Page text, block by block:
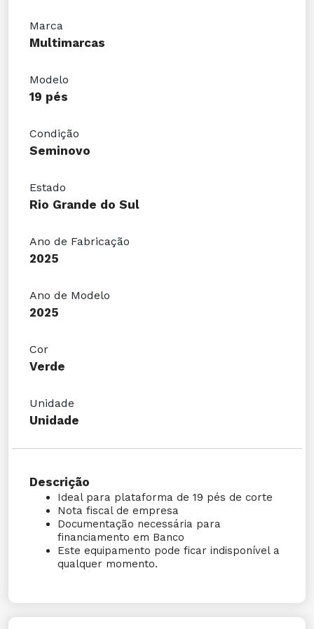
Marca
Multimarcas
Modelo
19 pés
Condição
Seminovo
Estado
Rio Grande do Sul
Ano de Fabricação
2025
Ano de Modelo
2025
Cor
Verde
Unidade
Unidade
Descrição
Ideal para plataforma de 19 pés de corte
Nota fiscal de empresa
Documentação necessária para
financiamento em Banco
Este equipamento pode ficar indisponível a
qualquer momento.